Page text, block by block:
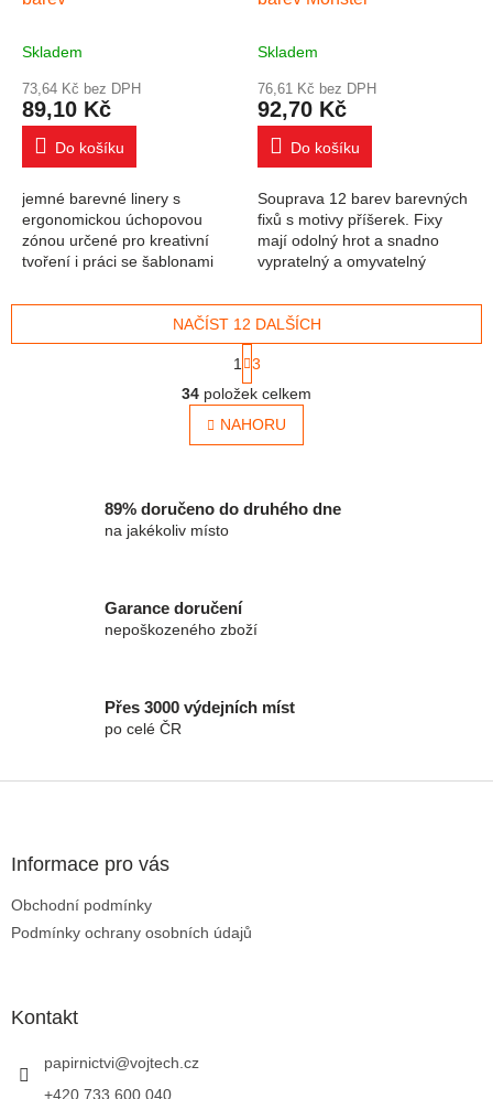
Skladem
73,64 Kč bez DPH
89,10 Kč
Do košíku
jemné barevné linery s
ergonomickou úchopovou
zónou určené pro kreativní
tvoření i práci se šablonami
proti tlaku s dlouhou délkou
Skladem
76,61 Kč bez DPH
92,70 Kč
Do košíku
Souprava 12 barev barevných
fixů s motivy příšerek. Fixy
mají odolný hrot a snadno
vypratelný a omyvatelný
jasné a zářivé barvy fixy se
snadno...
Ovládací prvky výpisu
NAČÍST 12 DALŠÍCH
1
3
34 položek celkem
NAHORU
89% doručeno do druhého dne
na jakékoliv místo
Garance doručení
nepoškozeného zboží
Přes 3000 výdejních míst
po celé ČR
Informace pro vás
Obchodní podmínky
Podmínky ochrany osobních údajů
Kontakt
papirnictvi@vojtech.cz
+420 733 600 040